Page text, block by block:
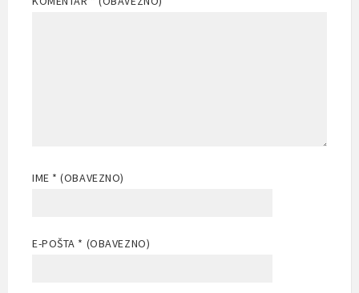
IME * (OBAVEZNO)
E-POŠTA * (OBAVEZNO)